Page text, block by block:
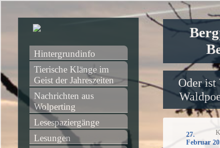
Oder ist
27.
Februar
Hintergrundinfo
Tierische Klänge im
Geist der Jahreszeiten
Nachrichten aus
Wolperting
Lesespaziergänge
Lesungen